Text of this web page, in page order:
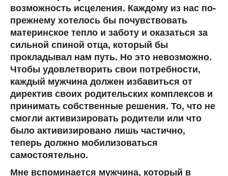
возможность исцеления. Каждому из нас по-
прежнему хотелось бы почувствовать
материнское тепло и заботу и оказаться за
сильной спиной отца, который бы
прокладывал нам путь. Но это невозможно.
Чтобы удовлетворить свои потребности,
каждый мужчина должен избавиться от
директив своих родительских комплексов и
принимать собственные решения. То, что не
смогли активизировать родители или что
было активизировано лишь частично,
теперь должно мобилизоваться
самостоятельно.
Мне вспоминается мужчина, который в